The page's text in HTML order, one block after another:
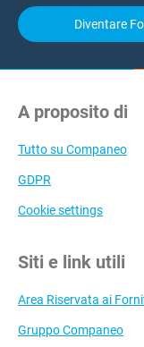
Diventare
A proposito di
Tutto su Companeo
GDPR
Cookie settings
Siti e link utili
Area Riservata ai
Gruppo Companeo